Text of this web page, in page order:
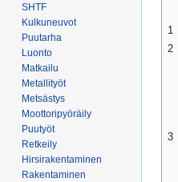
1
2
3
SHTF
Kulkuneuvot
Puutarha
Luonto
Matkailu
Metallityöt
Metsästys
Moottoripyöräily
Puutyöt
Retkeily
Hirsirakentaminen
Rakentaminen